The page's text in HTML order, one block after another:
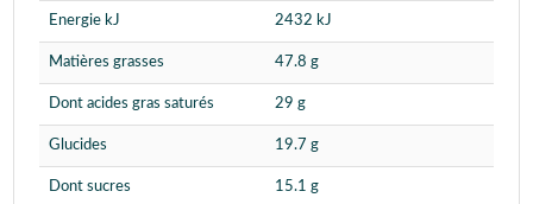
Energie kJ 2432 kJ
Matières grasses 47.8 g
Dont acides gras saturés 29 g
Glucides 19.7 g
Dont sucres 15.1 g